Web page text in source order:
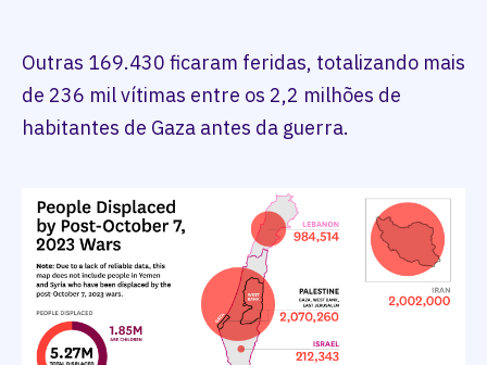
Outras 169.430 ficaram feridas, totalizando mais
de 236 mil vítimas entre os 2,2 milhões de
habitantes de Gaza antes da guerra.